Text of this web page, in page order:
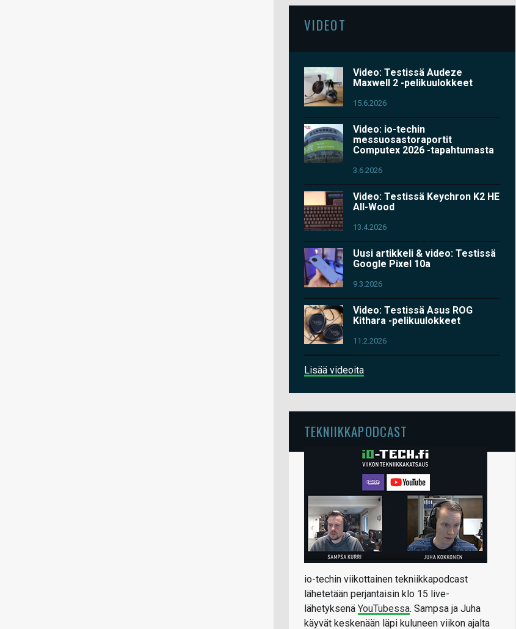
VIDEOT
Video: Testissä Audeze
Maxwell 2 -pelikuulokkeet
15.6.2026
Video: io-techin
messuosastoraportit
Computex 2026 -tapahtumasta
3.6.2026
Video: Testissä Keychron K2 HE
All-Wood
13.4.2026
Uusi artikkeli & video: Testissä
Google Pixel 10a
9.3.2026
Video: Testissä Asus ROG
Kithara -pelikuulokkeet
11.2.2026
Lisää videoita
TEKNIIKKAPODCAST
io-techin viikottainen tekniikkapodcast
lähetetään perjantaisin klo 15 live-
lähetyksenä YouTubessa. Sampsa ja Juha
käyvät keskenään läpi kuluneen viikon ajalta